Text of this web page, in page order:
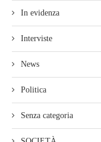
In evidenza
Interviste
News
Politica
Senza categoria